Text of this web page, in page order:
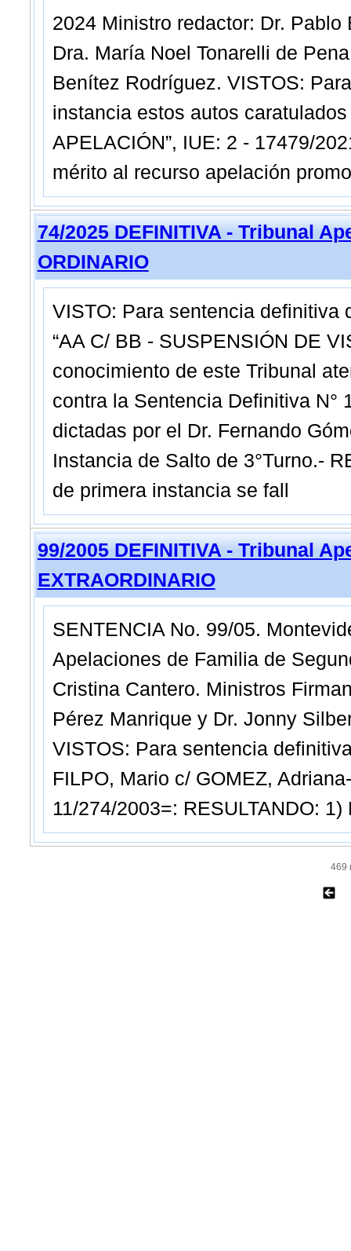
2024 Ministro redactor: Dr.
Dra. María Noel Tonarelli de
Benítez Rodríguez. VISTOS:
instancia estos autos
APELACIÓN”, IUE: 2 - 17479/
mérito al recurso apelación promo
74/2025 DEFINITIVA - Tribunal
ORDINARIO
VISTO: Para sentencia definitiva
“AA C/ BB - SUSPENSIÓN DE
conocimiento de este Tribunal
contra la Sentencia Definitiva N°
dictadas por el Dr. Fernando
Instancia de Salto de 3°Turno.-
de primera instancia se fall
99/2005 DEFINITIVA - Tribunal
EXTRAORDINARIO
SENTENCIA No. 99/05.
Apelaciones de Familia de
Cristina Cantero. Ministros
Pérez Manrique y Dr. Jonny
VISTOS: Para sentencia
FILPO, Mario c/ GOMEZ,
11/274/2003=: RESULTANDO: 1)
469